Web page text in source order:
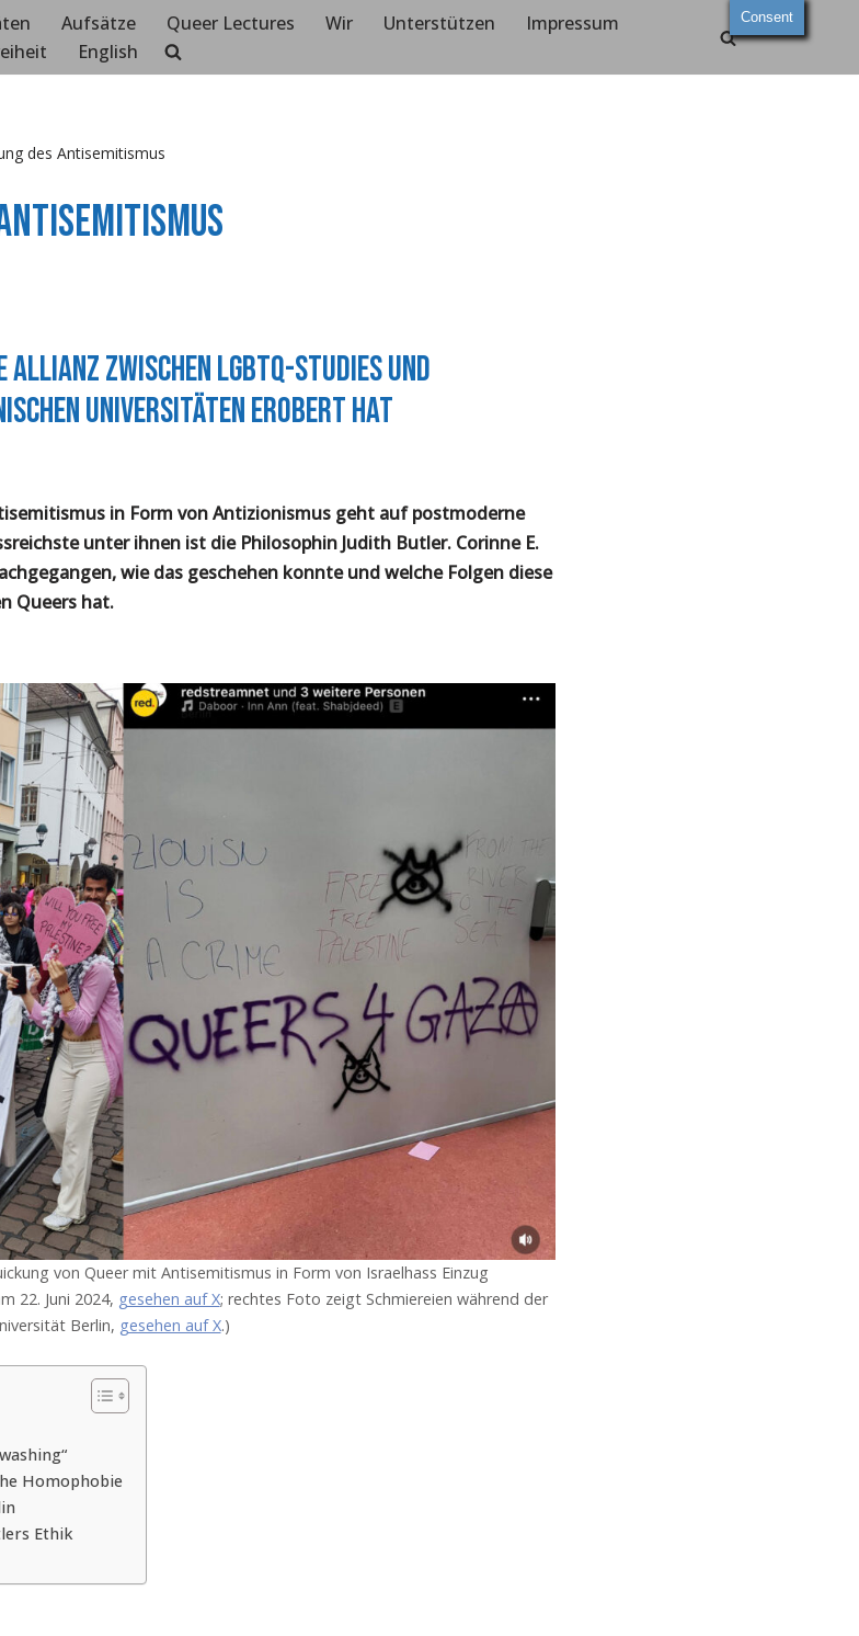
Aufsätze Queer Lectures Wir Unterstützen
Impressum
English
des Antisemitismus
zwischen LGBTQ-Studies und
Universitäten erobert hat
in Form von Antizionismus geht auf postmoderne
unter ihnen ist die Philosophin Judith Butler. Corinne E.
wie das geschehen konnte und welche Folgen diese
Queers hat.
von Queer mit Antisemitismus in Form von Israelhass Einzug
22. Juni 2024, gesehen auf X; rechtes Foto zeigt Schmiereien während der
Berlin, gesehen auf X.)
Homophobie
Ethik
Consent